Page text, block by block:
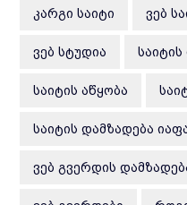
ᲙᲐᲠᲒᲘ ᲡᲐᲘᲢᲘ ᲕᲔᲑ
ᲕᲔᲑ ᲡᲢᲣᲓᲘᲐ ᲡᲐᲘᲢᲘᲡ
ᲡᲐᲘᲢᲘᲡ ᲐᲬᲧᲝᲑᲐ
ᲡᲐᲘᲢᲘᲡ ᲓᲐᲛᲖᲐᲓᲔᲑᲐ
ᲕᲔᲑ ᲒᲕᲔᲠᲓᲘᲡ